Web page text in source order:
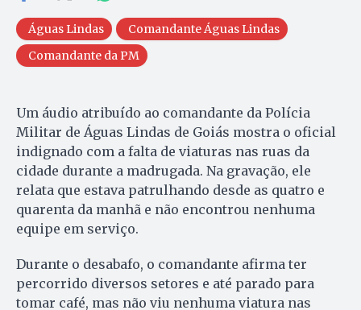
Águas Lindas
Comandante Águas Lindas
Comandante da PM
Um áudio atribuído ao comandante da Polícia
Militar de Águas Lindas de Goiás mostra o oficial
indignado com a falta de viaturas nas ruas da
cidade durante a madrugada. Na gravação, ele
relata que estava patrulhando desde as quatro e
quarenta da manhã e não encontrou nenhuma
equipe em serviço.
Durante o desabafo, o comandante afirma ter
percorrido diversos setores e até parado para
tomar café, mas não viu nenhuma viatura nas